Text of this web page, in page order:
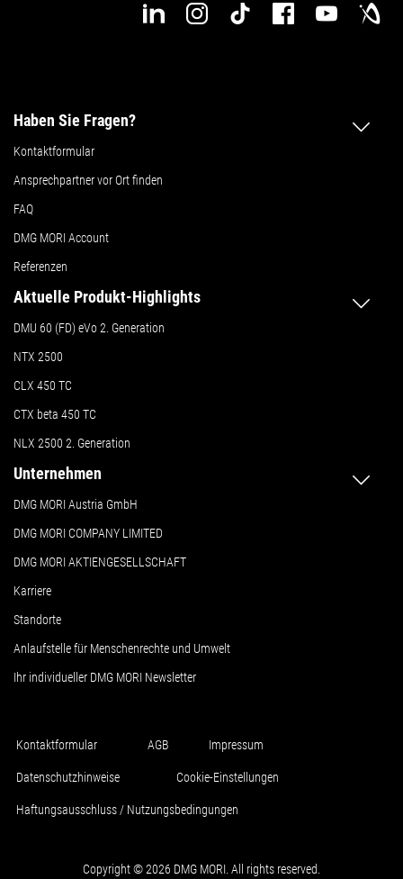
Haben Sie Fragen?
Kontaktformular
Ansprechpartner vor Ort finden
FAQ
DMG MORI Account
Referenzen
Aktuelle Produkt-Highlights
DMU 60 (FD) eVo 2. Generation
NTX 2500
CLX 450 TC
CTX beta 450 TC
NLX 2500 2. Generation
Unternehmen
DMG MORI Austria GmbH
DMG MORI COMPANY LIMITED
DMG MORI AKTIENGESELLSCHAFT
Karriere
Standorte
Anlaufstelle für Menschenrechte und Umwelt
Ihr individueller DMG MORI Newsletter
Kontaktformular AGB Impressum
Datenschutzhinweise Cookie-Einstellungen
Haftungsausschluss / Nutzungsbedingungen
Copyright © 2026 DMG MORI. All rights reserved.